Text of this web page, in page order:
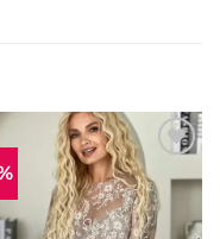
Mėgstamiausias